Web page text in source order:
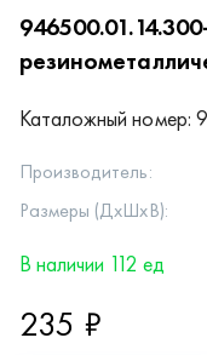
Каталожный номер:
Производитель:
Размеры (ДхШхВ):
В наличии 112 ед
235 ₽